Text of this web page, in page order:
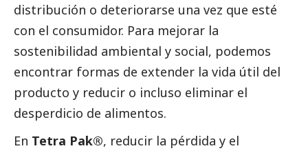
distribución o deteriorarse una vez que esté
con el consumidor. Para mejorar la
sostenibilidad ambiental y social, podemos
encontrar formas de extender la vida útil del
producto y reducir o incluso eliminar el
desperdicio de alimentos.
En Tetra Pak®, reducir la pérdida y el